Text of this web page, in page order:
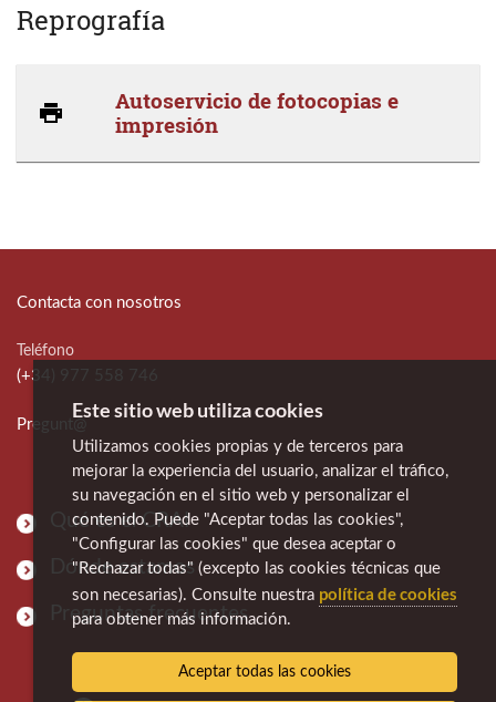
Reprografía
Autoservicio de fotocopias e
impresión
Contacta con nosotros
Teléfono
(+34) 977 558 746
Pregunt@
Qué es el CRAI
Dónde estamos
Preguntas frecuentes
Este sitio web utiliza cookies
Utilizamos cookies propias y de terceros para
mejorar la experiencia del usuario, analizar el tráfico,
su navegación en el sitio web y personalizar el
contenido. Puede "Aceptar todas las cookies",
"Configurar las cookies" que desea aceptar o
"Rechazar todas" (excepto las cookies técnicas que
son necesarias). Consulte nuestra política de cookies
para obtener más información.
Aceptar todas las cookies